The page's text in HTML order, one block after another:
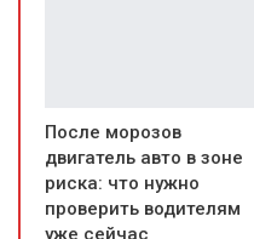
После морозов
двигатель авто в зоне
риска: что нужно
проверить водителям